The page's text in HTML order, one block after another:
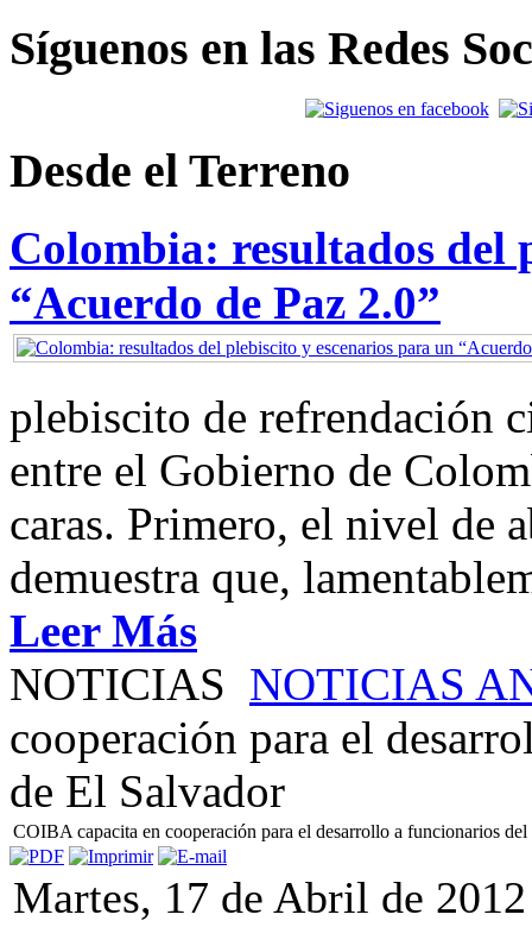
Síguenos en las Redes
Desde el Terreno
Colombia: resultados del
“Acuerdo de Paz 2.0”
plebiscito de refrendación
entre el Gobierno de
caras. Primero, el nivel de
demuestra que,
Leer Más
NOTICIAS NOTICIAS
cooperación para el
de El Salvador
COIBA capacita en cooperación para el desarrollo a funcionarios
Martes, 17 de Abril de 2012